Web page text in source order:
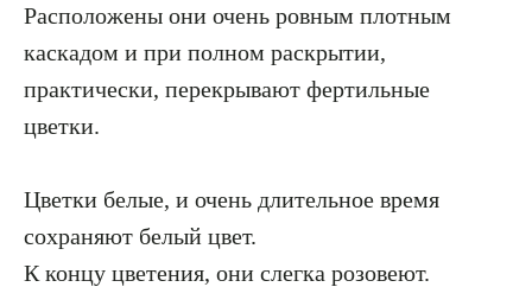
Расположены они очень ровным плотным
каскадом и при полном раскрытии,
практически, перекрывают фертильные
цветки.
Цветки белые, и очень длительное время
сохраняют белый цвет.
К концу цветения, они слегка розовеют.